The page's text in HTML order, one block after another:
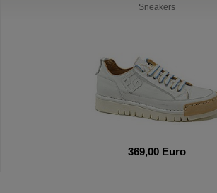
Sneakers
369,00 Euro